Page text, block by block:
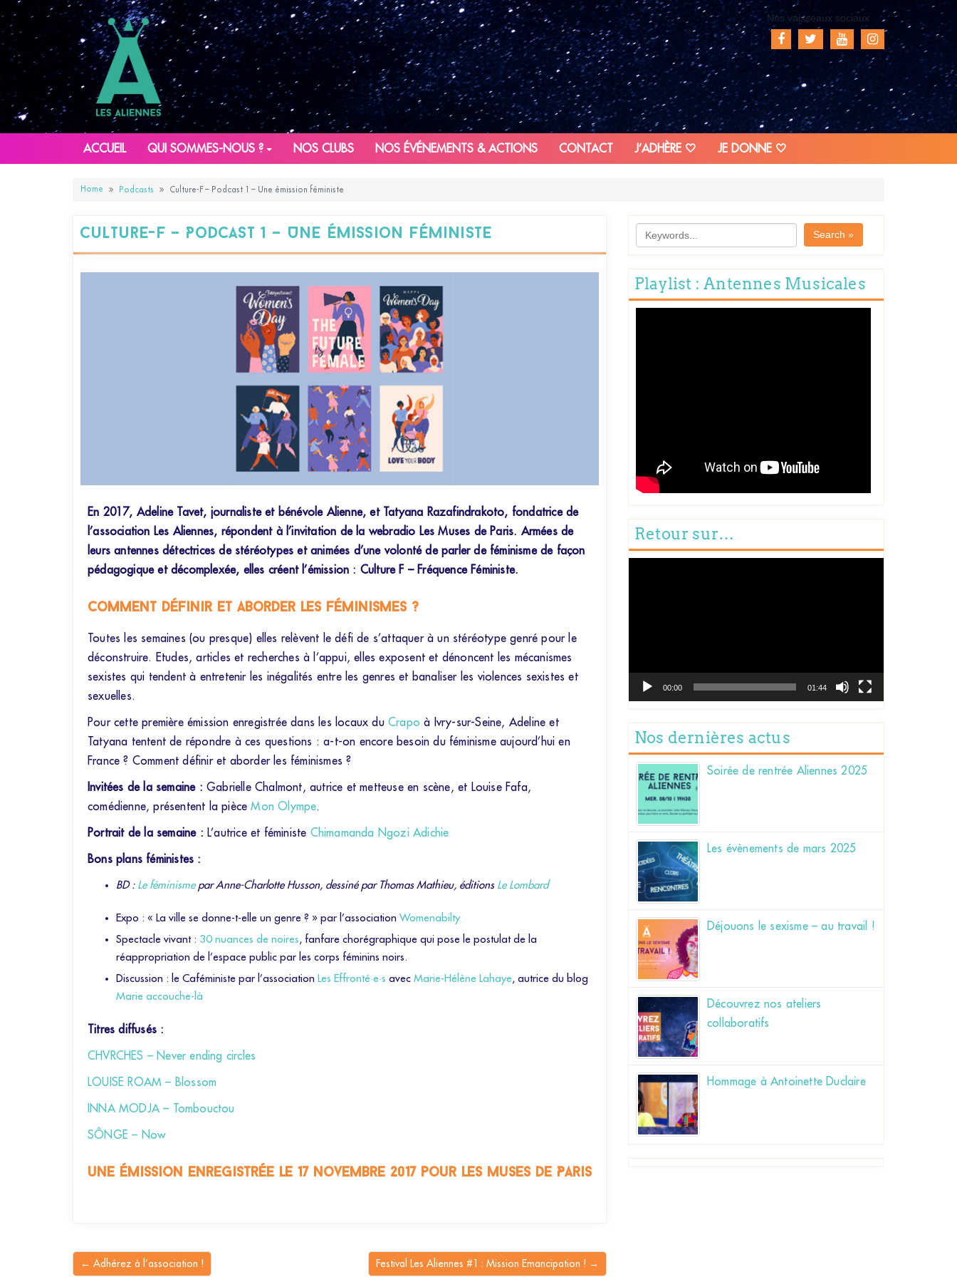
Nos vaisseaux sociaux
ACCUEIL QUI SOMMES-NOUS ? NOS CLUBS NOS ÉVÉNEMENTS & ACTIONS CONTACT J’ADHÈRE 🤍 JE DONNE 🤍
Home Podcasts Culture-F – Podcast 1 – Une émission féministe
Culture-F – Podcast 1 – Une émission féministe
En 2017, Adeline Tavet, journaliste et bénévole Alienne, et Tatyana Razafindrakoto, fondatrice de
l’association Les Aliennes, répondent à l’invitation de la webradio Les Muses de Paris. Armées de
leurs antennes détectrices de stéréotypes et animées d’une volonté de parler de féminisme de façon
pédagogique et décomplexée, elles créent l’émission : Culture F – Fréquence Féministe.
Comment définir et aborder les féminismes ?
Toutes les semaines (ou presque) elles relèvent le défi de s’attaquer à un stéréotype genré pour le
déconstruire. Etudes, articles et recherches à l’appui, elles exposent et dénoncent les mécanismes
sexistes qui tendent à entretenir les inégalités entre les genres et banaliser les violences sexistes et
sexuelles.
Pour cette première émission enregistrée dans les locaux duCrapo à Ivry-sur-Seine, Adeline et
Tatyana tentent de répondre à ces questions : a-t-on encore besoin du féminisme aujourd’hui en
France ? Comment définir et aborder les féminismes ?
Invitées de la semaine : Gabrielle Chalmont, autrice et metteuse en scène, et Louise Fafa,
comédienne, présentent la pièceMon Olympe.
Portrait de la semaine : L’autrice et féministe Chimamanda Ngozi Adichie
Bons plans féministes :
BD : Le féminismepar Anne-Charlotte Husson, dessiné par Thomas Mathieu, éditions Le Lombard
Expo : « La ville se donne-t-elle un genre ? » par l’association Womenabilty
Spectacle vivant : 30 nuances de noires , fanfare chorégraphique qui pose le postulat de la
réappropriation de l’espace public par les corps féminins noirs.
Discussion : le Caféministe par l’association Les Effronté·e·s avec Marie-Hélène Lahaye, autrice du blog
Marie accouche-là
Titres diffusés :
CHVRCHES – Never ending circles
LOUISE ROAM – Blossom
INNA MODJA – Tombouctou
SÔNGE – Now
une émission enregistrée le 17 novembre 2017 pour les muses de Paris
← Adhérez à l’association ! Festival Les Aliennes #1 : Mission Emancipation ! →
Search »
Playlist : Antennes Musicales
Retour sur…
00:00 01:44
Nos dernières actus
Soirée de rentrée Aliennes 2025
Les évènements de mars 2025
Déjouons le sexisme – au travail !
Découvrez nos ateliers
collaboratifs
Hommage à Antoinette Duclaire